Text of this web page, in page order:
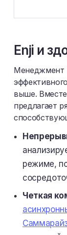
Enji и
Менеджмент
выше.
предлагает
режиме,
Четкая